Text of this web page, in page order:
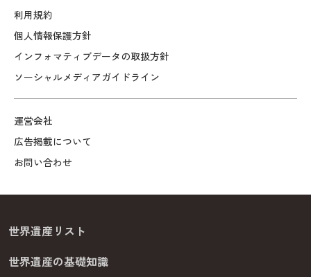
利用規約
個人情報保護方針
インフォマティブデータの取扱方針
ソーシャルメディアガイドライン
運営会社
広告掲載について
お問い合わせ
世界遺産リスト
世界遺産の基礎知識